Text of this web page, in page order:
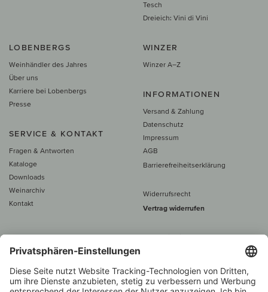
Tesch
Dreieich: Vini di Vini
LOBENBERGS
Weinhändler des Jahres
Über uns
Karriere bei Lobenbergs
Presse
SERVICE & KONTAKT
Fragen & Antworten
Kataloge
Downloads
Weinarchiv
Kontakt
WINZER
Winzer A–Z
INFORMATIONEN
Versand & Zahlung
Datenschutz
Impressum
AGB
Barrierefreiheitserklärung
Widerrufsrecht
Vertrag widerrufen
Alle Preise inkl. MwSt., zzgl. 5 €
60 € versand­kosten­